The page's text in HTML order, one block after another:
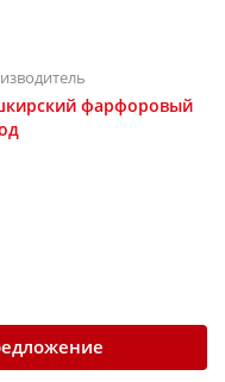
фарфоровый